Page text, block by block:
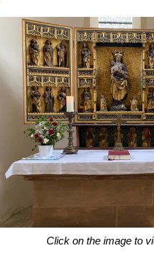
Click on the image to